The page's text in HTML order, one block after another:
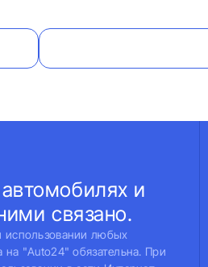
и
связано.
использовании любых
на "Auto24" обязательна. При